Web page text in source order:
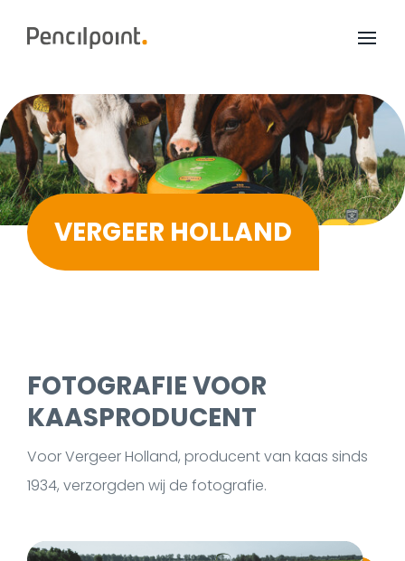
Home
Diensten
Portfolio
Over ons
VERGEER HOLLAND
FOTOGRAFIE VOOR
KAASPRODUCENT
Voor Vergeer Holland, producent van kaas sinds
1934, verzorgden wij de fotografie.